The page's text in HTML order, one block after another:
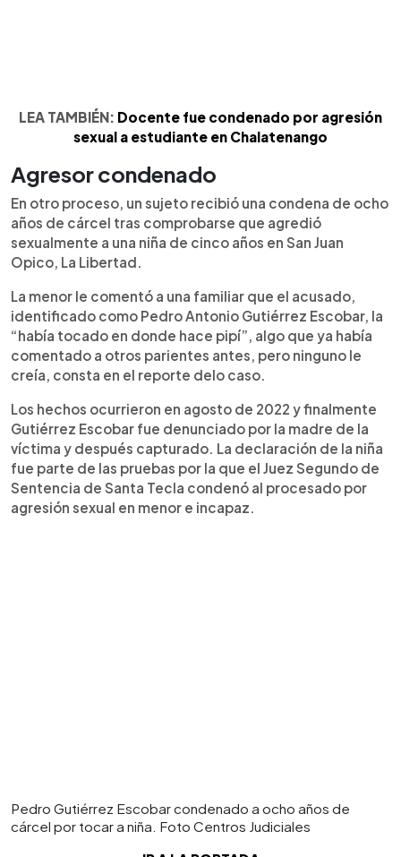
LEA TAMBIÉN: Docente fue condenado por agresión
sexual a estudiante en Chalatenango
Agresor condenado
En otro proceso, un sujeto recibió una condena de ocho
años de cárcel tras comprobarse que agredió
sexualmente a una niña de cinco años en San Juan
Opico, La Libertad.
La menor le comentó a una familiar que el acusado,
identificado como Pedro Antonio Gutiérrez Escobar, la
“había tocado en donde hace pipí”, algo que ya había
comentado a otros parientes antes, pero ninguno le
creía, consta en el reporte delo caso.
Los hechos ocurrieron en agosto de 2022 y finalmente
Gutiérrez Escobar fue denunciado por la madre de la
víctima y después capturado. La declaración de la niña
fue parte de las pruebas por la que el Juez Segundo de
Sentencia de Santa Tecla condenó al procesado por
agresión sexual en menor e incapaz.
Pedro Gutiérrez Escobar condenado a ocho años de
cárcel por tocar a niña. Foto Centros Judiciales